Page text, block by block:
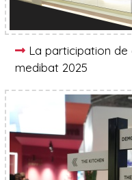
La participation
medibat 2025